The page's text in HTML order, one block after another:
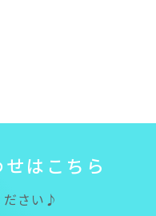
せは こ ち ら
ださい♪